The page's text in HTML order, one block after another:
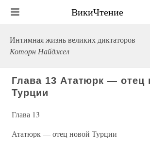
ВикиЧтение
Интимная жизнь великих диктаторов
Которн Найджел
Глава 13 Ататюрк — отец
Турции
Глава 13
Ататюрк — отец новой Турции